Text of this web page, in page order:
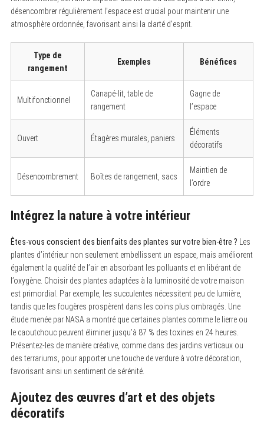
désencombrer régulièrement l’espace est crucial pour maintenir une
atmosphère ordonnée, favorisant ainsi la clarté d’esprit.
Type de
rangement
Exemples Bénéfices
Multifonctionnel
Canapé-lit, table de
rangement
Gagne de
l’espace
Ouvert Étagères murales, paniers
Éléments
décoratifs
Désencombrement Boîtes de rangement, sacs
Maintien de
l’ordre
Intégrez la nature à votre intérieur
Êtes-vous conscient des bienfaits des plantes sur votre bien-être ? Les
plantes d’intérieur non seulement embellissent un espace, mais améliorent
également la qualité de l’air en absorbant les polluants et en libérant de
l’oxygène. Choisir des plantes adaptées à la luminosité de votre maison
est primordial. Par exemple, les succulentes nécessitent peu de lumière,
tandis que les fougères prospèrent dans les coins plus ombragés. Une
étude menée par NASA a montré que certaines plantes comme le lierre ou
le caoutchouc peuvent éliminer jusqu’à 87 % des toxines en 24 heures.
Présentez-les de manière créative, comme dans des jardins verticaux ou
des terrariums, pour apporter une touche de verdure à votre décoration,
favorisant ainsi un sentiment de sérénité.
Ajoutez des œuvres d’art et des objets
décoratifs
e
r
c
h
o
r